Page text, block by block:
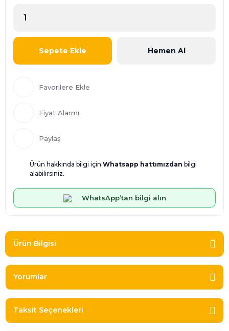
Sepete Ekle Hemen Al
Fiyat Alarmı
Paylaş
Ürün hakkında bilgi için Whatsapp hattımızdan bilgi
alabilirsiniz.
WhatsApp’tan bilgi alın
Ürün Bilgisi
Yorumlar
Taksit Seçenekleri